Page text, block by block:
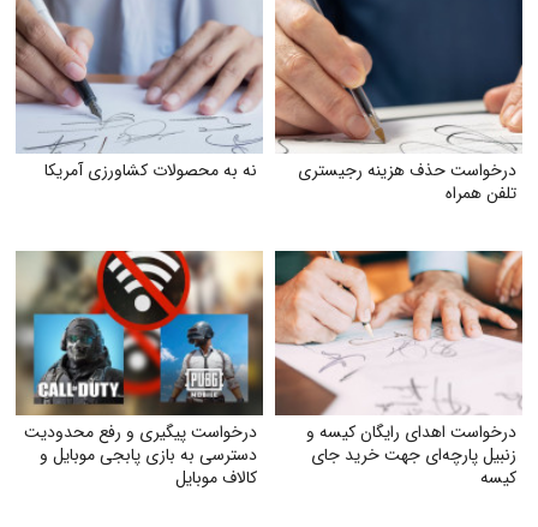
درخواست حذف هزینه رجیستری
تلفن همراه
نه به محصولات کشاورزی آمریکا
درخواست اهدای رایگان کیسه و
زنبیل پارچه‌ای جهت خرید جای
کیسه‌
درخواست پیگیری و رفع محدودیت
دسترسی به بازی پابجی موبایل و
کالاف موبایل